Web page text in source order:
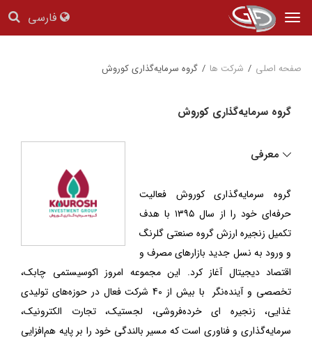
فارسی
صفحه اصلی / شرکت ها / گروه سرمایه‌گذاری کوروش
گروه سرمایه‌گذاری کوروش
معرفی
گروه سرمایه‌گذاری کوروش فعالیت
حرفه‌ای خود را از سال ۱۳۹۵ با هدف
تکمیل زنجیره ارزش گروه صنعتی گلرنگ
و ورود به نسل جدید بازارهای مصرف و
اقتصاد دیجیتال آغاز کرد. این مجموعه امروز اکوسیستمی چابک،
تخصصی و آینده‌نگر با بیش از 40 شرکت فعال در حوزه‌های تولیدی
غذایی، زنجیره ای خرده‌فروشی، لجستیک، تجارت الکترونیک،
سرمایه‌گذاری و فناوری است که مسیر بالندگی خود را بر پایه هم‌افزایی